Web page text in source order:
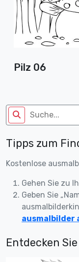
Pilz 06
Tipps zum
Kostenlose
Gehen Sie zu
Geben Sie
ausmalbilder
Entdecken